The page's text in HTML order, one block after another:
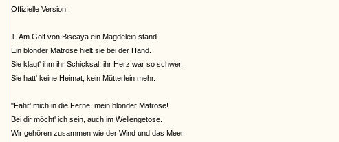
Offizielle Version:
1. Am Golf von Biscaya ein Mägdelein stand.
Ein blonder Matrose hielt sie bei der Hand.
Sie klagt' ihm ihr Schicksal; ihr Herz war so schwer.
Sie hatt' keine Heimat, kein Mütterlein mehr.
"Fahr' mich in die Ferne, mein blonder Matrose!
Bei dir möcht' ich sein, auch im Wellengetose.
Wir gehören zusammen wie der Wind und das Meer.